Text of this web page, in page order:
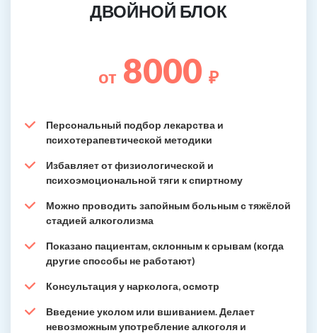
ДВОЙНОЙ БЛОК
от 8000 ₽
Персональный подбор лекарства и
психотерапевтической методики
Избавляет от физиологической и
психоэмоциональной тяги к спиртному
Можно проводить запойным больным с тяжёлой
стадией алкоголизма
Показано пациентам, склонным к срывам (когда
другие способы не работают)
Консультация у нарколога, осмотр
Введение уколом или вшиванием. Делает
невозможным употребление алкоголя и